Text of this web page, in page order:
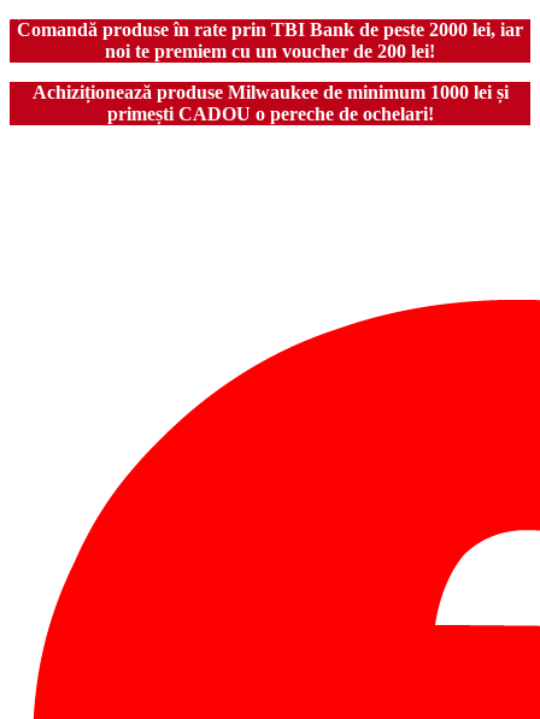
Comandă produse în rate prin TBI Bank de peste 2000 lei, iar
noi te premiem cu un voucher de 200 lei!
Achiziționează produse Milwaukee de minimum 1000 lei și
primești CADOU o pereche de ochelari!